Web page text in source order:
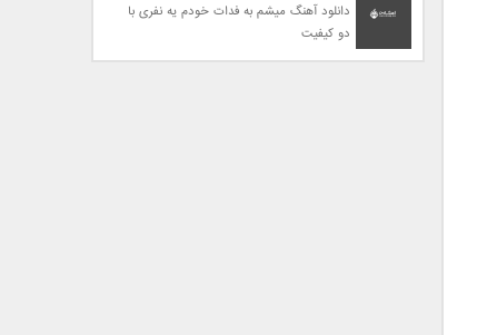
دانلود آهنگ میشم به فدات خودم یه نفری با
دو کیفیت